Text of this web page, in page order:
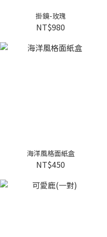
掛鏡-玫瑰
NT$980
海洋風格面紙盒
NT$450